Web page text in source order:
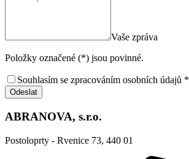
Vaše zpráva
Položky označené (*) jsou povinné.
Souhlasím se zpracováním osobních údajů *
Odeslat
ABRANOVA, s.r.o.
Postoloprty - Rvenice 73, 440 01